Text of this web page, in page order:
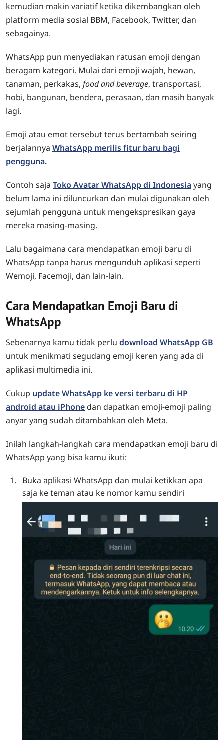
kemudian makin variatif ketika dikembangkan oleh
platform media sosial BBM, Facebook, Twitter, dan
sebagainya.
WhatsApp pun menyediakan ratusan emoji dengan
beragam kategori. Mulai dari emoji wajah, hewan,
tanaman, perkakas, food and beverage, transportasi,
hobi, bangunan, bendera, perasaan, dan masih banyak
lagi.
Emoji atau emot tersebut terus bertambah seiring
berjalannya WhatsApp merilis fitur baru bagi
pengguna.
Contoh saja Toko Avatar WhatsApp di Indonesiayang
belum lama ini diluncurkan dan mulai digunakan oleh
sejumlah pengguna untuk mengekspresikan gaya
mereka masing-masing.
Lalu bagaimana cara mendapatkan emoji baru di
WhatsApp tanpa harus mengunduh aplikasi seperti
Wemoji, Facemoji, dan lain-lain.
Cara Mendapatkan Emoji Baru di
WhatsApp
Sebenarnya kamu tidak perlu download WhatsApp GB
untuk menikmati segudang emoji keren yang ada di
aplikasi multimedia ini.
Cukup update WhatsApp ke versi terbaru di HP
android atau iPhone dan dapatkan emoji-emoji paling
anyar yang sudah ditambahkan oleh Meta.
Inilah langkah-langkah cara mendapatkan emoji baru di
WhatsApp yang bisa kamu ikuti:
Buka aplikasi WhatsApp dan mulai ketikkan apa
saja ke teman atau ke nomor kamu sendiri